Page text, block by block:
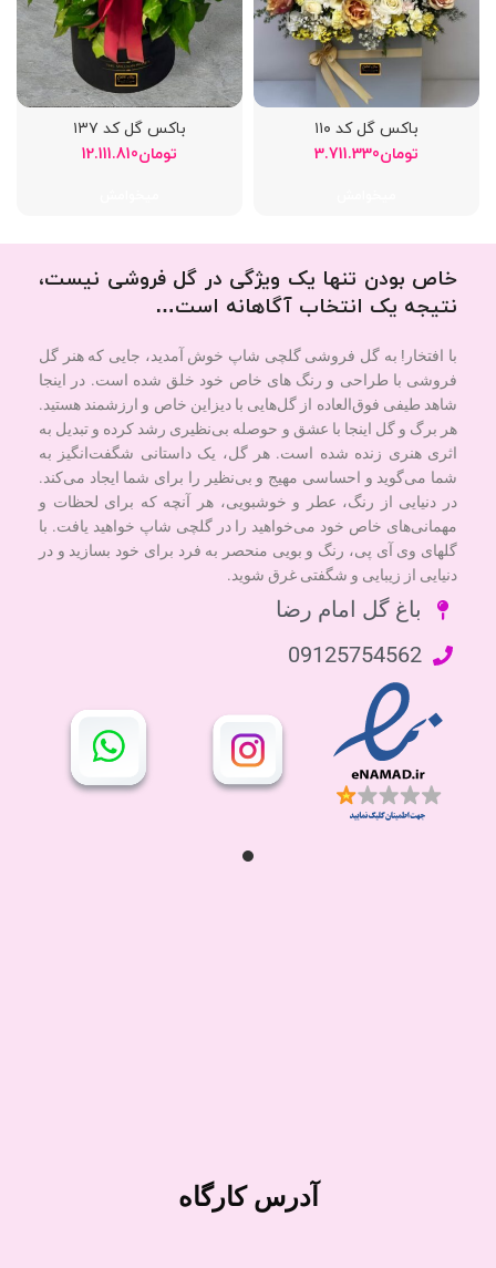
باکس گل کد ۱۱۰
تومان3.711.330
باکس گل کد ۱۳۷
تومان12.111.810
خاص بودن تنها یک ویژگی در گل فروشی نیست،
نتیجه یک انتخاب آگاهانه است…
با افتخار! به گل فروشی گلچی شاپ خوش آمدید، جایی که هنر گل
فروشی با طراحی و رنگ های خاص خود خلق شده است. در اینجا
شاهد طیفی فوق‌العاده از گل‌هایی با دیزاین خاص و ارزشمند هستید.
هر برگ و گل اینجا با عشق و حوصله بی‌نظیری رشد کرده و تبدیل به
اثری هنری زنده شده است. هر گل، یک داستانی شگفت‌انگیز به
شما می‌گوید و احساسی مهیج و بی‌نظیر را برای شما ایجاد می‌کند.
در دنیایی از رنگ، عطر و خوشبویی، هر آنچه که برای لحظات و
مهمانی‌های خاص خود می‌خواهید را در گلچی شاپ خواهید یافت. با
گلهای وی آی پی، رنگ و بویی منحصر به فرد برای خود بسازید و در
دنیایی از زیبایی و شگفتی غرق شوید.
باغ گل امام رضا
09125754562
آدرس کارگاه